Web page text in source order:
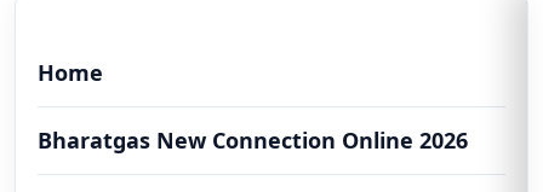
Home
Bharatgas New Connection Online 2026